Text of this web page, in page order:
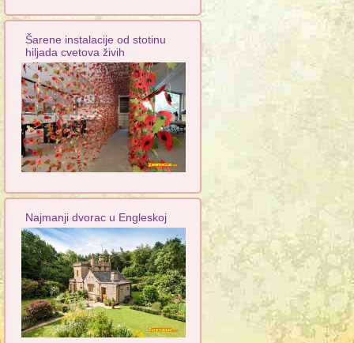
Šarene instalacije od stotinu
hiljada cvetova živih
Najmanji dvorac u Engleskoj